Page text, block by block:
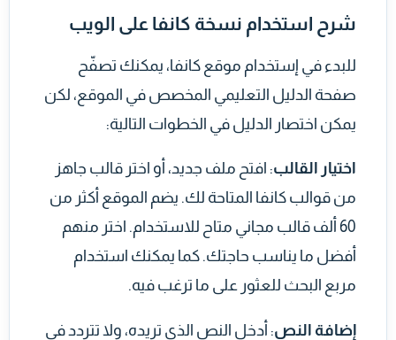
شرح استخدام نسخة كانفا على الويب
للبدء في إستخدام موقع كانفا، يمكنك تصفّح
صفحة الدليل التعليمي المخصص في الموقع، لكن
يمكن اختصار الدليل في الخطوات التالية:
اختيار القالب: افتح ملف جديد، أو اختر قالب جاهز
من قوالب كانفا المتاحة لك. يضم الموقع أكثر من
60 ألف قالب مجاني متاح للاستخدام. اختر منهم
أفضل ما يناسب حاجتك. كما يمكنك استخدام
مربع البحث للعثور على ما ترغب فيه.
إضافة النص: أدخل النص الذي تريده، ولا تتردد في